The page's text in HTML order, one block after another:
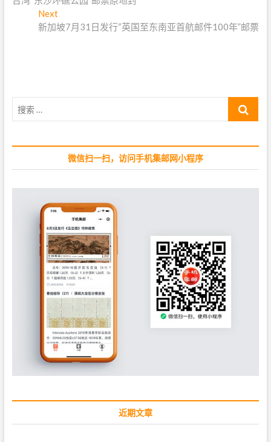
章
e
v
s
:
Next
e
:
新加坡7月31日发行“英国至东南亚首航邮件100年”邮票
微信扫一扫，访问手机集邮网小程序
近期文章